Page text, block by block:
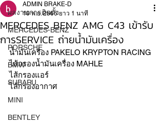
ผลงานการติดตั้ง
MERCEDES-BENZ
PORSCHE
BMW
SUBARU
MINI
BENTLEY
MERCEDES BENZ AMG C43 เข้ารับ
การSERVICE ถ่ายน้ำมันเครื่อง
ADMIN BRAKE-D
10 พ.ย. 2566 ยาว 1 นาที
น้ำมันเครื่อง PAKELO KRYPTON RACING
ไส้กรองน้ำมันเครื่อง MAHLE
ไส้กรองแอร์
ไส้กรองอากาศ